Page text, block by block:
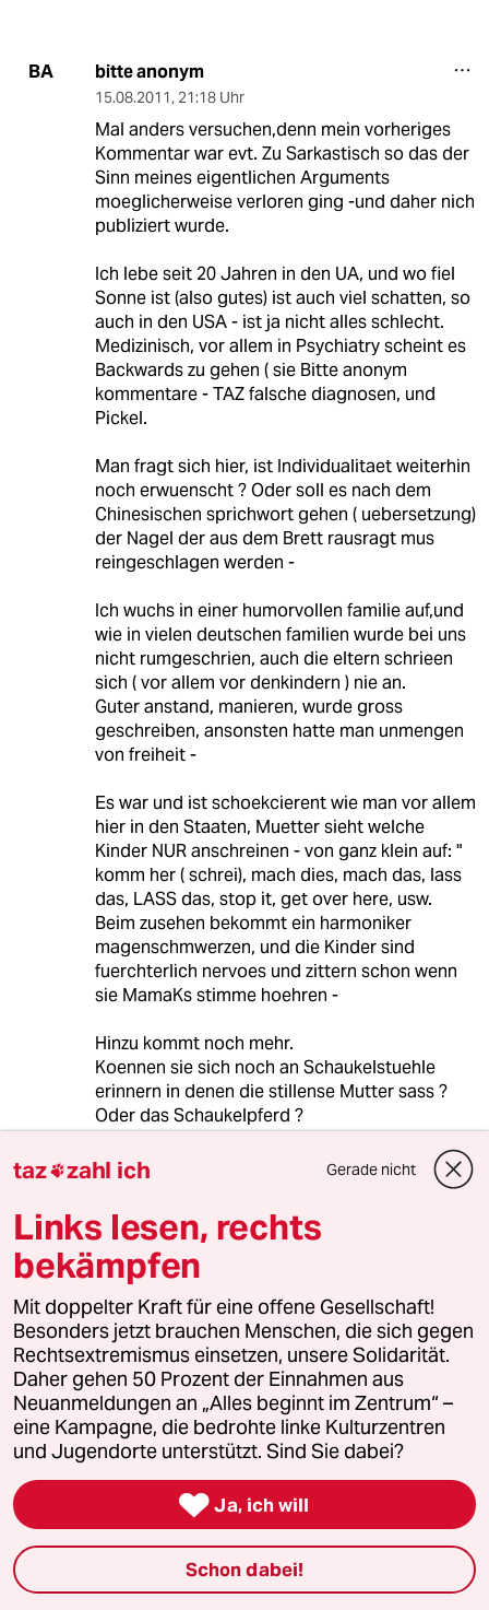
BA bitte anonym
15.08.2011, 21:18 Uhr
Mal anders versuchen,denn mein vorheriges
Kommentar war evt. Zu Sarkastisch so das der
Sinn meines eigentlichen Arguments
moeglicherweise verloren ging -und daher nich
publiziert wurde.
Ich lebe seit 20 Jahren in den UA, und wo fiel
Sonne ist (also gutes) ist auch viel schatten, so
auch in den USA - ist ja nicht alles schlecht.
Medizinisch, vor allem in Psychiatry scheint es
Backwards zu gehen ( sie Bitte anonym
kommentare - TAZ falsche diagnosen, und
Pickel.
Man fragt sich hier, ist Individualitaet weiterhin
noch erwuenscht ? Oder soll es nach dem
Chinesischen sprichwort gehen ( uebersetzung)
der Nagel der aus dem Brett rausragt mus
reingeschlagen werden -
Ich wuchs in einer humorvollen familie auf,und
wie in vielen deutschen familien wurde bei uns
nicht rumgeschrien, auch die eltern schrieen
sich ( vor allem vor denkindern ) nie an.
Guter anstand, manieren, wurde gross
geschreiben, ansonsten hatte man unmengen
von freiheit -
Es war und ist schoekcierent wie man vor allem
hier in den Staaten, Muetter sieht welche
Kinder NUR anschreinen - von ganz klein auf: "
komm her ( schrei), mach dies, mach das, lass
das, LASS das, stop it, get over here, usw.
Beim zusehen bekommt ein harmoniker
magenschmwerzen, und die Kinder sind
fuerchterlich nervoes und zittern schon wenn
sie MamaKs stimme hoehren -
Hinzu kommt noch mehr.
Koennen sie sich noch an Schaukelstuehle
erinnern in denen die stillense Mutter sass ?
Oder das Schaukelpferd ?
Wann ist das letzte mal das sie ein
Schaukelpferd sahen ?
Es wurde den Kindern weggenommen, wo es
doch seit Uhrzeiten ein Natuerliches K wiegen-
spiezeug war.
Nun faengt ein kleinkind sich selbst an zu
schaukeln - es hat ja kein schaukelpferd - und
schwups wird es mit ' ADD, autismus, und we're
weiss was diagnostiziert.
Kinder duerfen ja gar nicht mehr kinder sein
sondern muessen nun schon mit 3/4 in die Pre-
school um das alphabet zu lernen, und
bekommen 'little Einstein' education tools -
danach gehts in den Kindergarten, wo auch
gelernt wird, und dann in die Schule-
Nun gibt es in NY etwas ganz neues, ' smart
taz zahl ich Gerade nicht
Links lesen, rechts
bekämpfen
Mit doppelter Kraft für eine offene Gesellschaft!
Besonders jetzt brauchen Menschen, die sich gegen
Rechtsextremismus einsetzen, unsere Solidarität.
Daher gehen 50 Prozent der Einnahmen aus
Neuanmeldungen an „Alles beginnt im Zentrum“ –
eine Kampagne, die bedrohte linke Kulturzentren
und Jugendorte unterstützt. Sind Sie dabei?
 Ja, ich will
Schon dabei!